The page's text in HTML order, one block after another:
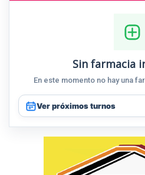
Sin farmacia
En este momento no hay una
Ver próximos turnos